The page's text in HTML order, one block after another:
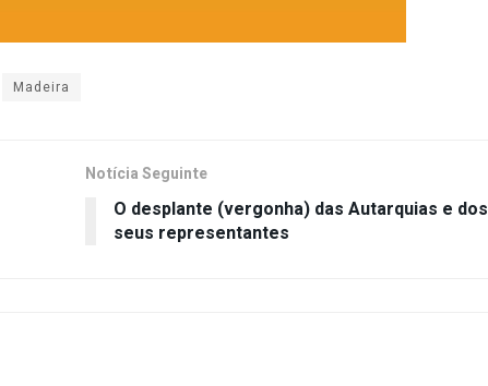
Madeira
Notícia Seguinte
O desplante (vergonha) das Autarquias e dos
seus representantes